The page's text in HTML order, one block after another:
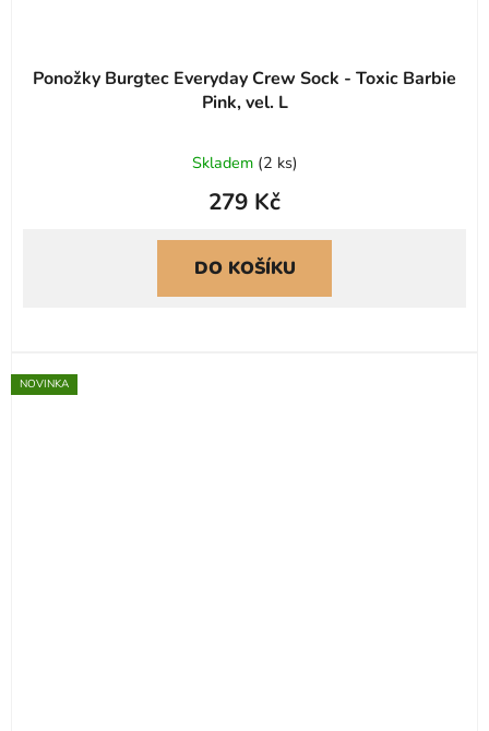
Ponožky Burgtec Everyday Crew Sock - Toxic Barbie
Pink, vel. L
Skladem (2 ks)
279 Kč
DO KOŠÍKU
NOVINKA